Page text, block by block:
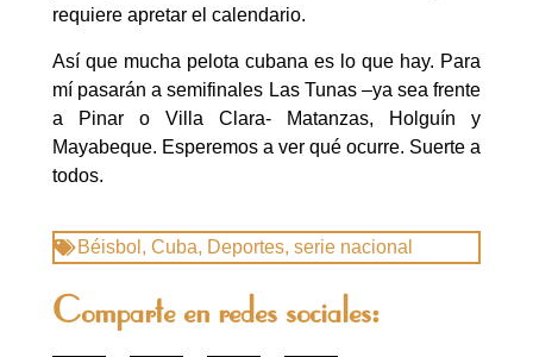
requiere apretar el calendario.
Así que mucha pelota cubana es lo que hay. Para
mí pasarán a semifinales Las Tunas –ya sea frente
a Pinar o Villa Clara- Matanzas, Holguín y
Mayabeque. Esperemos a ver qué ocurre. Suerte a
todos.
Béisbol , Cuba, Deportes, serie nacional
Comparte en redes sociales: